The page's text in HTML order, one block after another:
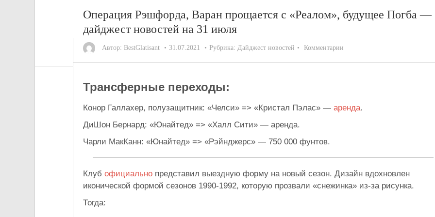
Операция Рэшфорда, Варан прощается с «Реалом», будущее Погба —
дайджест новостей на 31 июля
Автор: BestGlatisant 31.07.2021 Рубрика: Дайджест новостей Комментарии
Трансферные переходы:
Конор Галлахер, полузащитник: «Челси» => «Кристал Пэлас» — аренда.
ДиШон Бернард: «Юнайтед» => «Халл Сити» — аренда.
Чарли МакКанн: «Юнайтед» => «Рэйнджерс» — 750 000 фунтов.
Клуб официально представил выездную форму на новый сезон. Дизайн вдохновлен
иконической формой сезонов 1990-1992, которую прозвали «снежинка» из-за рисунка.
Тогда: